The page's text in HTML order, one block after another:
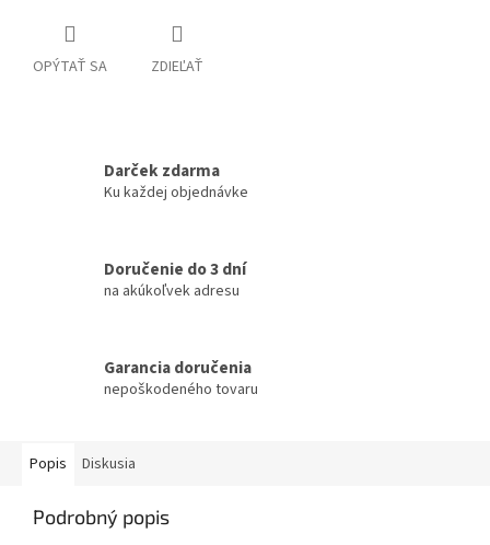
OPÝTAŤ SA ZDIEĽAŤ
Darček zdarma
Ku každej objednávke
Doručenie do 3 dní
na akúkoľvek adresu
Garancia doručenia
nepoškodeného tovaru
Popis Diskusia
Podrobný popis